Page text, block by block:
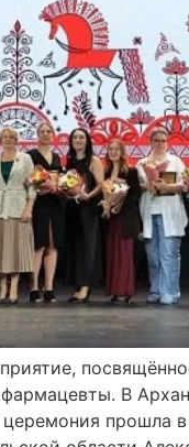
В
прошла